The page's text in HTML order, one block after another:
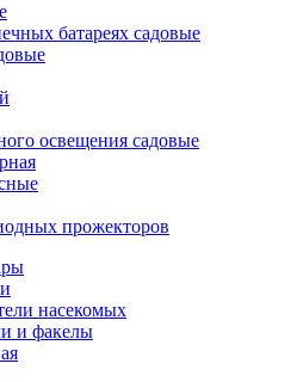
батареях садовые
освещения садовые
прожекторов
насекомых
и факелы